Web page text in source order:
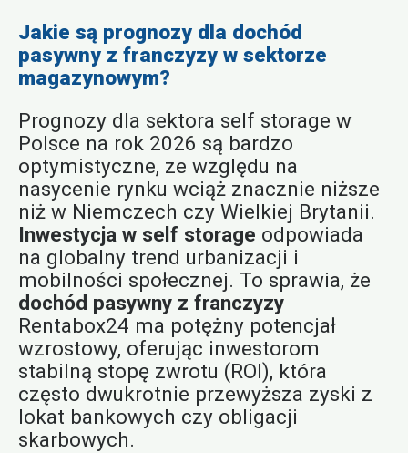
Jakie są prognozy dla dochód
pasywny z franczyzy w sektorze
magazynowym?
Prognozy dla sektora self storage w
Polsce na rok 2026 są bardzo
optymistyczne, ze względu na
nasycenie rynku wciąż znacznie niższe
niż w Niemczech czy Wielkiej Brytanii.
Inwestycja w self storage odpowiada
na globalny trend urbanizacji i
mobilności społecznej. To sprawia, że
dochód pasywny z franczyzy
Rentabox24 ma potężny potencjał
wzrostowy, oferując inwestorom
stabilną stopę zwrotu (ROI), która
często dwukrotnie przewyższa zyski z
lokat bankowych czy obligacji
skarbowych.